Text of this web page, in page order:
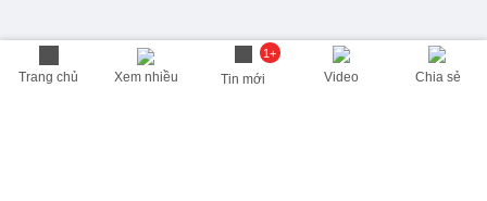
Trang chủ Xem nhiều
1+
Tin mới Video Chia sẻ